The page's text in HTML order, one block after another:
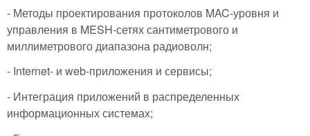
- Методы проектирования протоколов MAC-уровня и
управления в MESH-сетях сантиметрового и
миллиметрового диапазона радиоволн;
- Internet- и web-приложения и сервисы;
- Интеграция приложений в распределенных
информационных системах;